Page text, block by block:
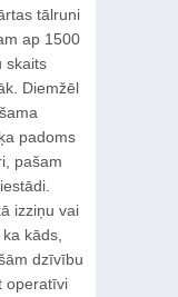
tālruni
ap 1500
skaits
Diemžēl
padoms
pašam
izziņu vai
kāds,
dzīvību
operatīvi